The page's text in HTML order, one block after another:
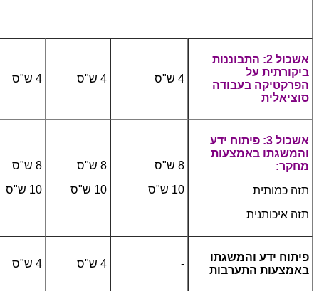
אשכול 2: התבוננות
ביקורתית על
הפרקטיקה בעבודה
סוציאלית
4 ש"ס 4 ש"ס 4 ש"ס
אשכול 3: פיתוח ידע
והמשגתו באמצעות
מחקר:
תזה כמותית
תזה איכותנית
8 ש"ס
10 ש"ס
8 ש"ס
10 ש"ס
8 ש"ס
10 ש"ס
פיתוח ידע והמשגתו
באמצעות התערבות
- 4 ש"ס 4 ש"ס